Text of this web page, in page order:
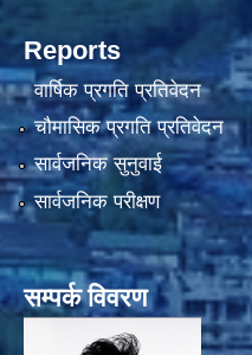
Reports
वार्षिक प्रगति प्रतिवेदन
चौमासिक प्रगति प्रतिवेदन
सार्वजनिक सुनुवाई
सार्वजनिक परीक्षण
सम्पर्क विवरण